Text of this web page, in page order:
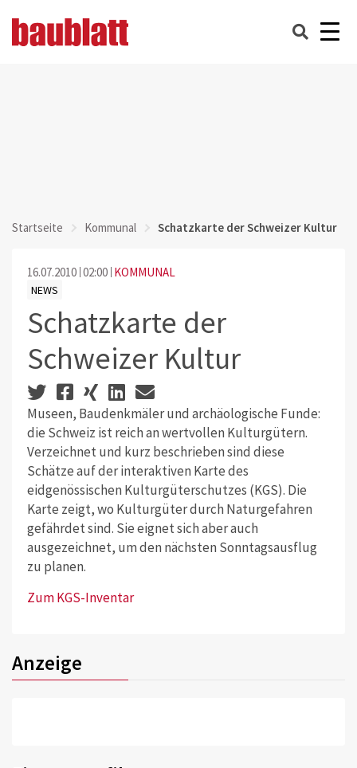
Startseite Kommunal Schatzkarte der Schweizer Kultur
16.07.2010 02:00 KOMMUNAL
NEWS
Schatzkarte der
Schweizer Kultur
Museen, Baudenkmäler und archäologische Funde:
die Schweiz ist reich an wertvollen Kulturgütern.
Verzeichnet und kurz beschrieben sind diese
Schätze auf der interaktiven Karte des
eidgenössischen Kulturgüterschutzes (KGS). Die
Karte zeigt, wo Kulturgüter durch Naturgefahren
gefährdet sind. Sie eignet sich aber auch
ausgezeichnet, um den nächsten Sonntagsausflug
zu planen.
Zum KGS-Inventar
Anzeige